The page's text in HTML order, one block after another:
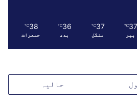
37
℃
پیر
37
℃
منگل
36
℃
بدھ
38
℃
جمعرات
حالیہ